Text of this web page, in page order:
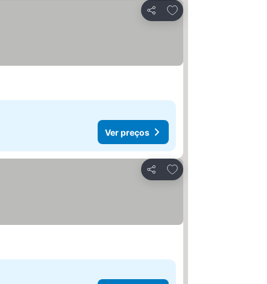
Partilhar
Adicionar aos favoritos
Ver preços
Partilhar
Adicionar aos favoritos